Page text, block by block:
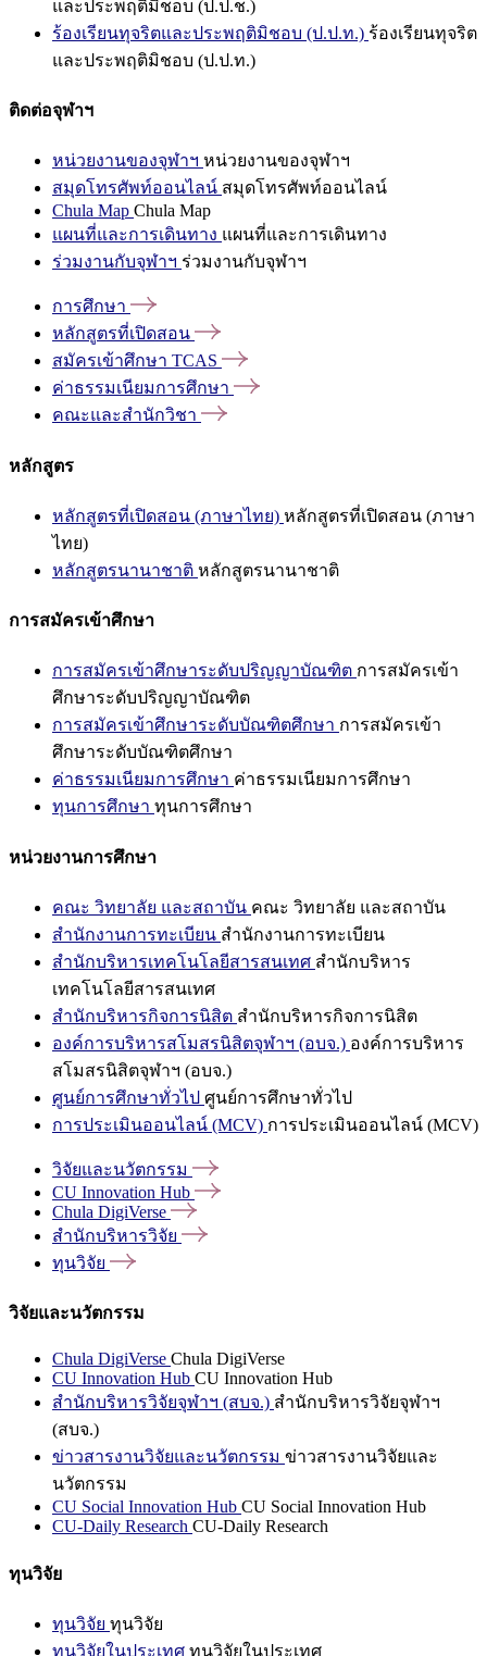
และประพฤติมิชอบ (ป.ป.ช.)
ร้องเรียนทุจริตและประพฤติมิชอบ (ป.ป.ท.) ร้องเรียนทุจริต
และประพฤติมิชอบ (ป.ป.ท.)
ติดต่อจุฬาฯ
หน่วยงานของจุฬาฯ หน่วยงานของจุฬาฯ
สมุดโทรศัพท์ออนไลน์ สมุดโทรศัพท์ออนไลน์
Chula Map Chula Map
แผนที่และการเดินทาง แผนที่และการเดินทาง
ร่วมงานกับจุฬาฯ ร่วมงานกับจุฬาฯ
การศึกษา
หลักสูตรที่เปิดสอน
สมัครเข้าศึกษา TCAS
ค่าธรรมเนียมการศึกษา
คณะและสำนักวิชา
หลักสูตร
หลักสูตรที่เปิดสอน (ภาษาไทย) หลักสูตรที่เปิดสอน (ภาษา
ไทย)
หลักสูตรนานาชาติ หลักสูตรนานาชาติ
การสมัครเข้าศึกษา
การสมัครเข้าศึกษาระดับปริญญาบัณฑิต การสมัครเข้า
ศึกษาระดับปริญญาบัณฑิต
การสมัครเข้าศึกษาระดับบัณฑิตศึกษา การสมัครเข้า
ศึกษาระดับบัณฑิตศึกษา
ค่าธรรมเนียมการศึกษา ค่าธรรมเนียมการศึกษา
ทุนการศึกษา ทุนการศึกษา
หน่วยงานการศึกษา
คณะ วิทยาลัย และสถาบัน คณะ วิทยาลัย และสถาบัน
สำนักงานการทะเบียน สำนักงานการทะเบียน
สำนักบริหารเทคโนโลยีสารสนเทศ สำนักบริหาร
เทคโนโลยีสารสนเทศ
สำนักบริหารกิจการนิสิต สำนักบริหารกิจการนิสิต
องค์การบริหารสโมสรนิสิตจุฬาฯ (อบจ.) องค์การบริหาร
สโมสรนิสิตจุฬาฯ (อบจ.)
ศูนย์การศึกษาทั่วไป ศูนย์การศึกษาทั่วไป
การประเมินออนไลน์ (MCV) การประเมินออนไลน์ (MCV)
วิจัยและนวัตกรรม
CU Innovation Hub
Chula DigiVerse
สำนักบริหารวิจัย
ทุนวิจัย
วิจัยและนวัตกรรม
Chula DigiVerse Chula DigiVerse
CU Innovation Hub CU Innovation Hub
สำนักบริหารวิจัยจุฬาฯ (สบจ.) สำนักบริหารวิจัยจุฬาฯ
(สบจ.)
ข่าวสารงานวิจัยและนวัตกรรม ข่าวสารงานวิจัยและ
นวัตกรรม
CU Social Innovation Hub CU Social Innovation Hub
CU-Daily Research CU-Daily Research
ทุนวิจัย
ทุนวิจัย ทุนวิจัย
ทุนวิจัยในประเทศ ทุนวิจัยในประเทศ